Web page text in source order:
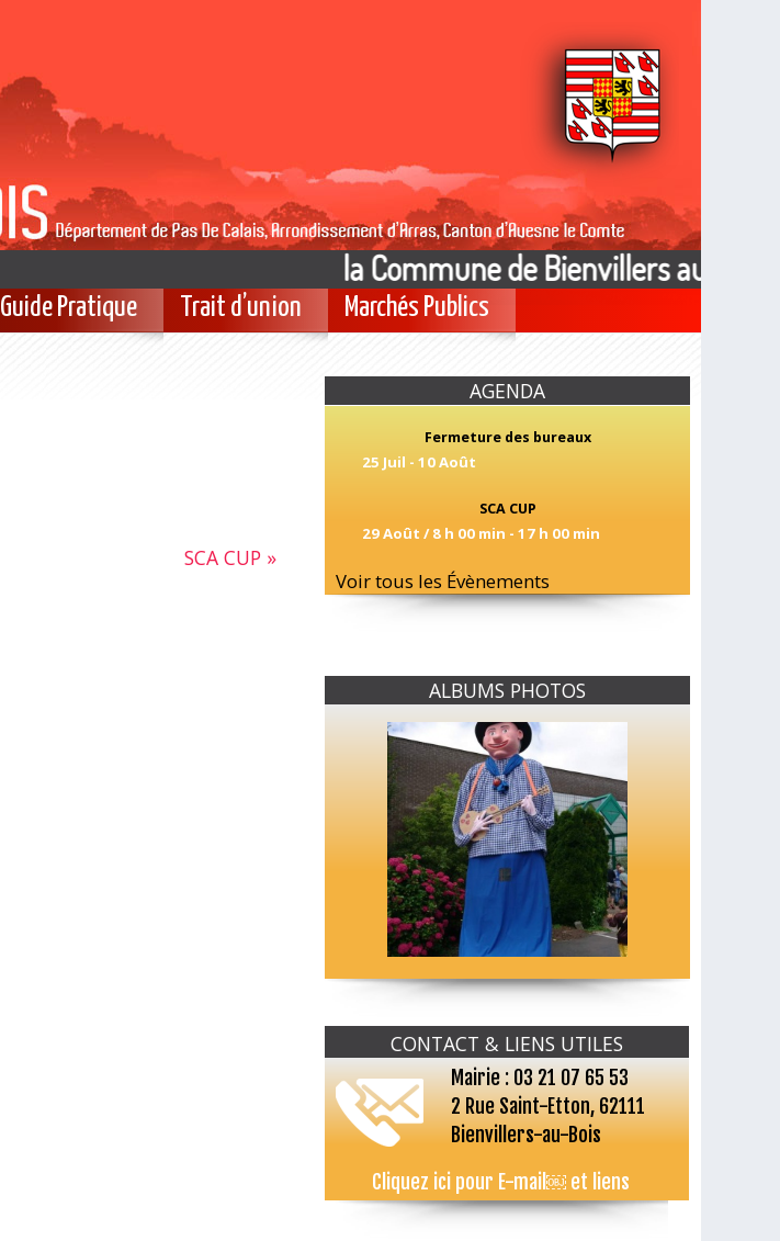
la Commune de Bienvillers au Bois
Guide Pratique Trait d’union Marchés Publics
SCA CUP »
AGENDA
Fermeture des bureaux
25 Juil -10 Août
SCA CUP
29 Août / 8 h 00 min -17 h 00 min
Voir tous les Évènements
ALBUMS PHOTOS
CONTACT & LIENS UTILES
Mairie : 03 21 07 65 53
2 Rue Saint-Etton, 62111
Bienvillers-au-Bois
Cliquez ici pour E-mail￼ et liens